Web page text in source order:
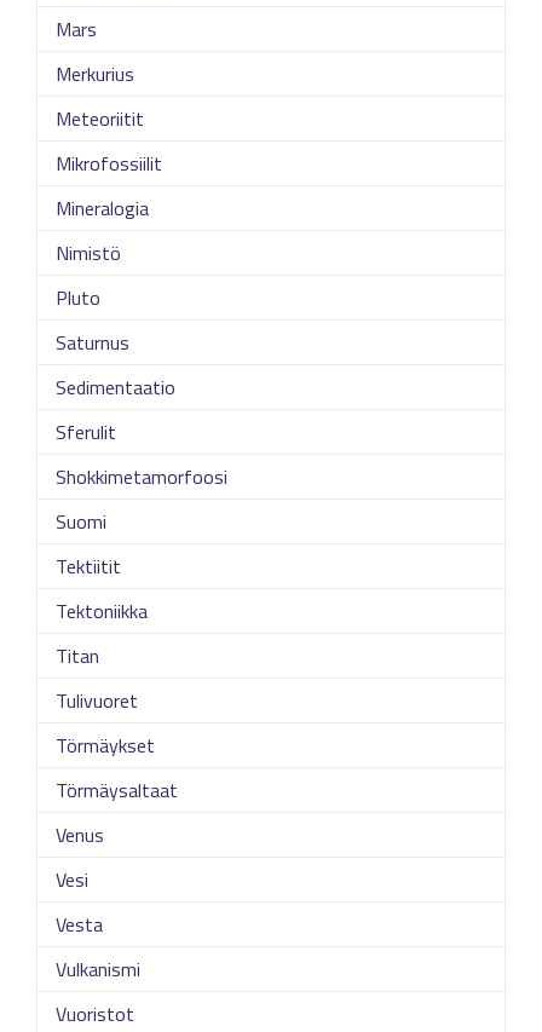
Mars
Merkurius
Meteoriitit
Mikrofossiilit
Mineralogia
Nimistö
Pluto
Saturnus
Sedimentaatio
Sferulit
Shokkimetamorfoosi
Suomi
Tektiitit
Tektoniikka
Titan
Tulivuoret
Törmäykset
Törmäysaltaat
Venus
Vesi
Vesta
Vulkanismi
Vuoristot